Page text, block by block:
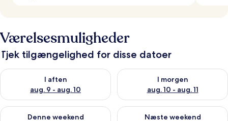
Værelsesmuligheder
Tjek tilgængelighed for disse datoer
I aften
aug. 9 - aug. 10
Tjek tilgængelighed for i aften aug. 9 - aug. 10
I morgen
aug. 10 - aug. 11
Tjek tilgængelighed for i
Denne weekend
Tjek tilgængelighed for denne weekend aug. 14 - aug. 16
Næste weekend
Tjek tilgængelighed for næste